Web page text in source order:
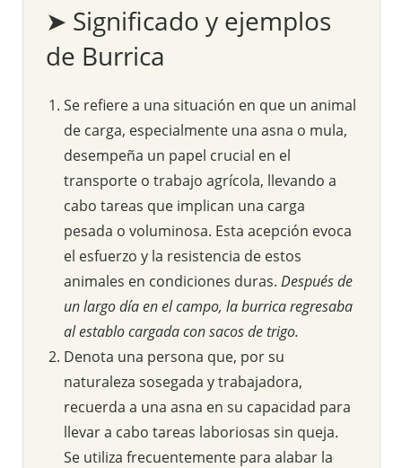
➤ Significado y ejemplos
de Burrica
Se refiere a una situación en que un animal
de carga, especialmente una asna o mula,
desempeña un papel crucial en el
transporte o trabajo agrícola, llevando a
cabo tareas que implican una carga
pesada o voluminosa. Esta acepción evoca
el esfuerzo y la resistencia de estos
animales en condiciones duras. Después de
un largo día en el campo, la burrica regresaba
al establo cargada con sacos de trigo.
Denota una persona que, por su
naturaleza sosegada y trabajadora,
recuerda a una asna en su capacidad para
llevar a cabo tareas laboriosas sin queja.
Se utiliza frecuentemente para alabar la